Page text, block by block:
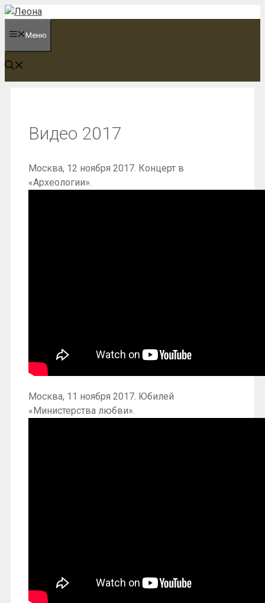
Перейти
содержимому
Меню
Видео 2017
Москва, 12 ноября 2017. Концерт в
«Археологии».
Москва, 11 ноября 2017. Юбилей
«Министерства любви».